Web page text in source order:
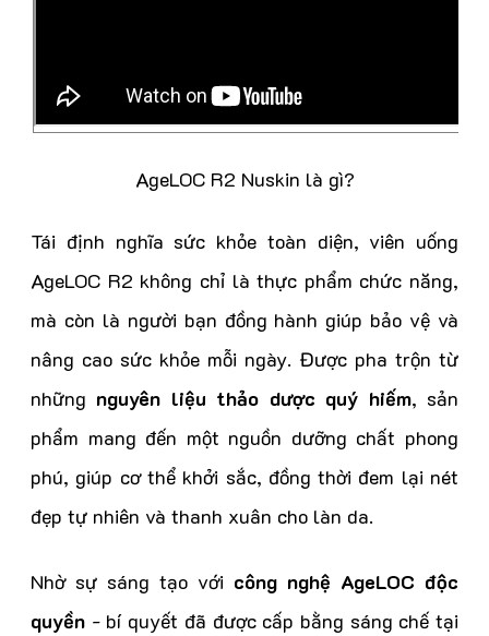
AgeLOC R2 Nuskin là gì?
Tái định nghĩa sức khỏe toàn diện, viên uống
AgeLOC R2 không chỉ là thực phẩm chức năng,
mà còn là người bạn đồng hành giúp bảo vệ và
nâng cao sức khỏe mỗi ngày. Được pha trộn từ
những nguyên liệu thảo dược quý hiếm, sản
phẩm mang đến một nguồn dưỡng chất phong
phú, giúp cơ thể khởi sắc, đồng thời đem lại nét
đẹp tự nhiên và thanh xuân cho làn da.
Nhờ sự sáng tạo với công nghệ AgeLOC độc
quyền - bí quyết đã được cấp bằng sáng chế tại